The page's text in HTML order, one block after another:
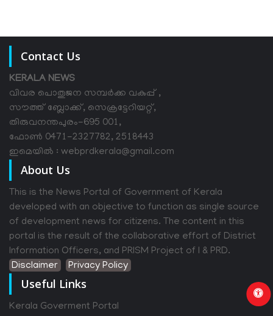
Contact Us
KERALA NEWS
വിവര പൊതുജന സമ്പര്‍ക്ക വകുപ്പ് ,
സൗത്ത് ബ്ലോക്ക്, സെക്രട്ടേറിയറ്റ്,
തിരുവനന്തപുരം-695 001,
ഫോൺ 0471-2327782, 2518443
ഇമെയിൽ : webprdkerala@gmail.com
About Us
This is the News Portal of Government of Kerala
developed with an objective to function as single source
of development news for citizens. The content in this
portal is the result of the collaborative effort of District
Information Officers, and PRISM Project of I & PRD.
Disclaimer
Privacy Policy
Useful Links
Kerala Goverment Portal